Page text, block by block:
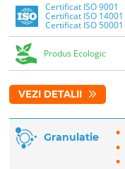
Certificat ISO 9001
Certificat ISO 14001
Certificat ISO 50001
Produs Ecologic
VEZI DETALII
Granulatie